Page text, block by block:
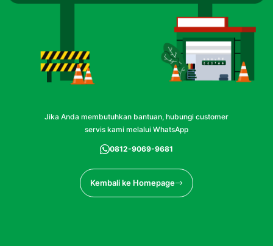
Jika Anda membutuhkan bantuan, hubungi customer
servis kami melalui WhatsApp
0812-9069-9681
Kembali ke Homepage